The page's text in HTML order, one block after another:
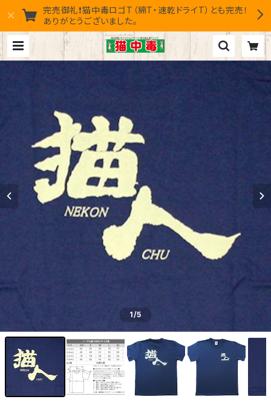
完売御礼❗猫中毒ロゴT（綿T・速乾ドライT）とも完売！
ありがとうございました。
1/5